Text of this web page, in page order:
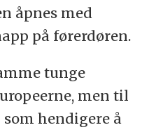
åpnes med
på førerdøren.
tunge
men til
hendigere å